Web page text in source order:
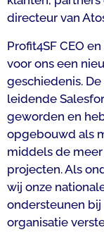
directeur van
Profit4SF CEO
voor ons een
geschiedenis.
leidende
geworden en
opgebouwd als
middels de
projecten. Als
wij onze
ondersteunen
organisatie